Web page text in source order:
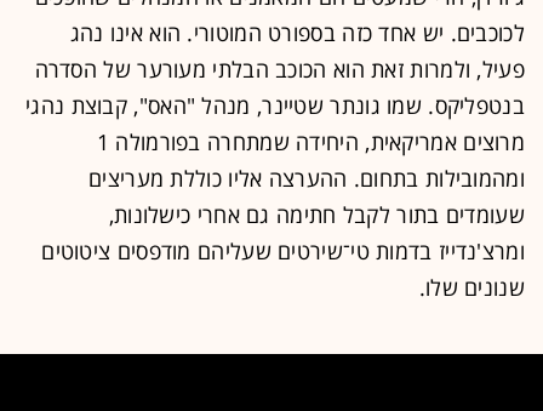
לכוכבים. יש אחד כזה בספורט המוטורי. הוא אינו נהג
פעיל, ולמרות זאת הוא הכוכב הבלתי מעורער של הסדרה
בנטפליקס. שמו גונתר שטיינר, מנהל "האס", קבוצת נהגי
מרוצים אמריקאית, היחידה שמתחרה בפורמולה 1
ומהמובילות בתחום. ההערצה אליו כוללת מעריצים
שעומדים בתור לקבל חתימה גם אחרי כישלונות,
ומרצ'נדייז בדמות טי־שירטים שעליהם מודפסים ציטוטים
שנונים שלו.